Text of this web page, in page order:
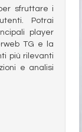
sfruttare i
Potrai
player
TG e la
più rilevanti
e analisi